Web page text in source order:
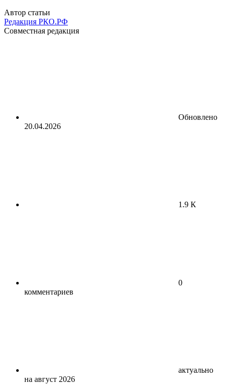
Автор статьи
Редакция РКО.РФ
Совместная редакция
Обновлено
20.04.2026
1.9 К
0
комментариев
актуально
на август 2026